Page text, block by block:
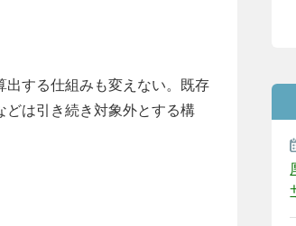
出する仕組みも変えない。既存
どは引き続き対象外とする構